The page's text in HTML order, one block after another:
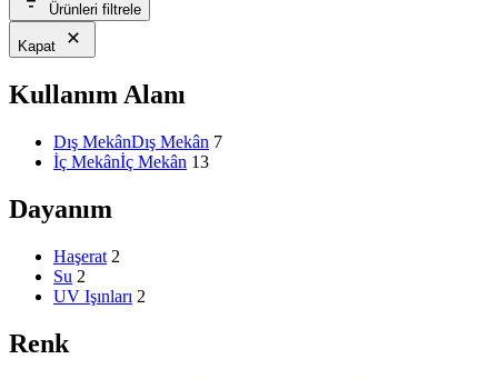
Ürünleri filtrele
Kapat
Kullanım Alanı
Dış MekânDış Mekân 7
İç Mekânİç Mekân 13
Dayanım
Haşerat 2
Su 2
UV Işınları 2
Renk